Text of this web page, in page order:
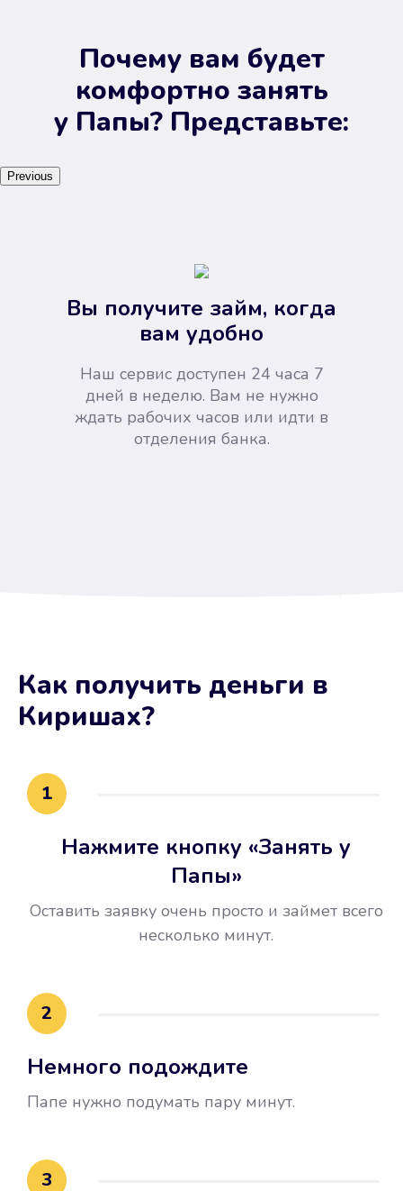
Почему вам будет
комфортно занять
у Папы? Представьте:
Previous
Вы получите займ, когда
вам удобно
Наш сервис доступен 24 часа 7
дней в неделю. Вам не нужно
ждать рабочих часов или идти в
отделения банка.
Не потребовались справки, залоги
и поручители. Папа вам доверяет.
воспользовались бесплатной
это открыло новые возможности в
Как получить деньги в
Киришах?
1
Нажмите кнопку «Занять у
Папы»
Оставить заявку очень просто и займет всего
несколько минут.
2
Немного подождите
Папе нужно подумать пару минут.
3